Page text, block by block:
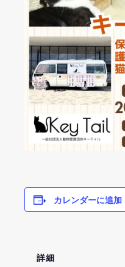
カレンダーに追加
詳細